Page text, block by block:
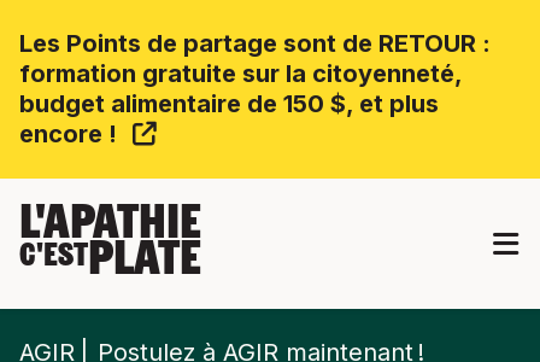
Les Points de partage sont de RETOUR :
formation gratuite sur la citoyenneté,
budget alimentaire de 150 $, et plus
encore !
L'APATHIE
C'ESTPLATE
AGIR
Postulez à AGIR maintenant !